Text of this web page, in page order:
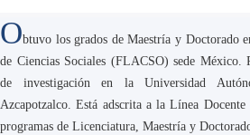
Obtuvo los grados de Maestría y Doctorado
de Ciencias Sociales (FLACSO) sede México.
de investigación en la Universidad
Azcapotzalco. Está adscrita a la Línea
programas de Licenciatura, Maestría y